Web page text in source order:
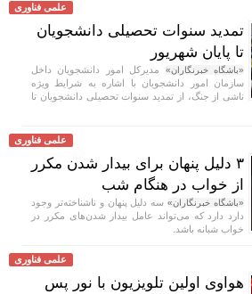
علمی فناوری
تمدید سنوات تحصیلی دانشجویان
تا پایان شهریور
«باشگاه خبرنگاران» مدیرکل امور دانشجویان داخل
سازمان امور دانشجویان با اشاره به شرایط ویژه
ناشی از جنگ، از تمدید سنوات تحصیلی دانشجویان تا
علمی فناوری
۳ دلیل پنهان برای بیدار شدن مکرر
از خواب در هنگام شب
«باشگاه خبرنگاران»سه دلیل پنهان و ناشناخته‌تر وجود
دارد دارد که می‌تواند عامل بیدار شدن‌های مکرر در
خواب شبانه باشد.
علمی فناوری
هواوی اولین تلویزیون با نور پس